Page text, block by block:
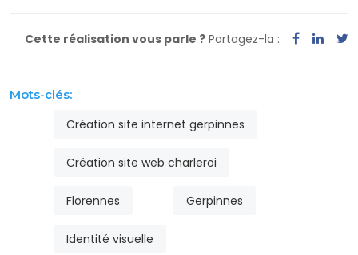
Cette réalisation vous parle ? Partagez-la :
Mots-clés:
Création site internet gerpinnes
Création site web charleroi
Florennes Gerpinnes
Identité visuelle